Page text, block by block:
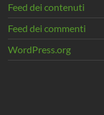
Feed dei contenuti
Feed dei commenti
WordPress.org